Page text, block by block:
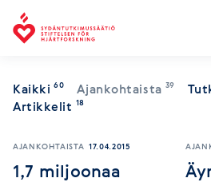
Kaikki 60 Ajankohtaista 39
Artikkelit 18
AJANKOHTAISTA 17.04.2015
1,7 miljoonaa